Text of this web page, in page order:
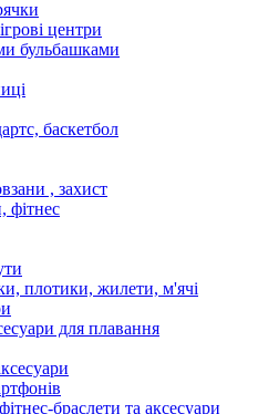
центри
бульбашками
баскетбол
, захист
фітнес
плотики, жилети, м'ячі
для плавання
браслети та аксесуари